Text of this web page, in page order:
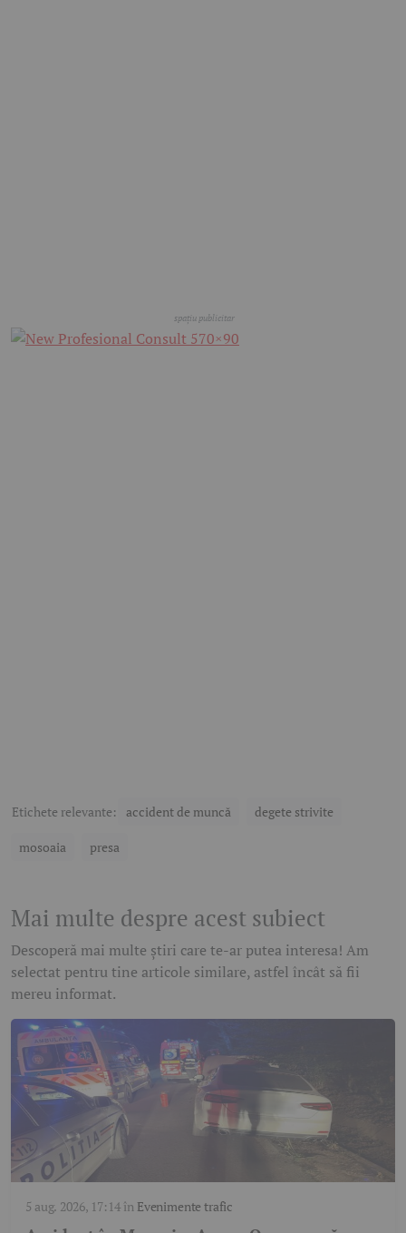
Etichete relevante: accident de muncă degete strivite
mosoaia presa
Mai multe despre acest subiect
Descoperă mai multe știri care te-ar putea interesa! Am
selectat pentru tine articole similare, astfel încât să fii
mereu informat.
5 aug. 2026, 17:14în Evenimente trafic